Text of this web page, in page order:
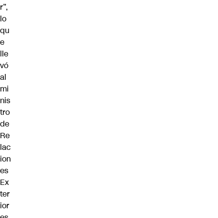
r”,
lo
qu
e
lle
vó
al
mi
nis
tro
de
Re
lac
ion
es
Ex
ter
ior